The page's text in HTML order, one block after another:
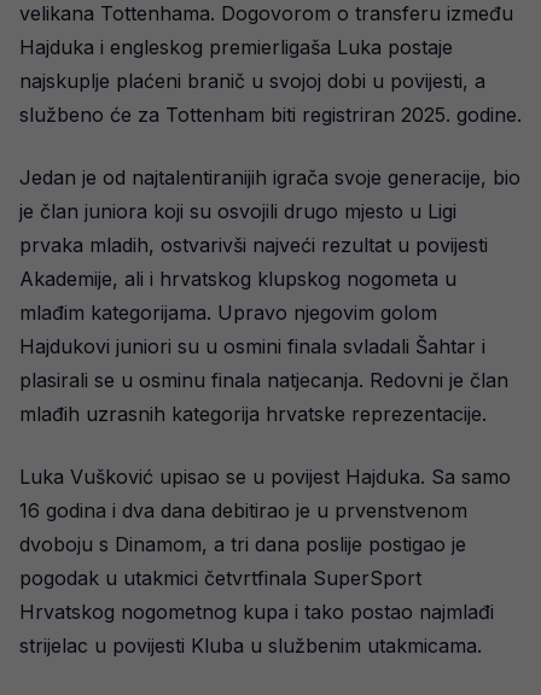
velikana Tottenhama. Dogovorom o transferu između
Hajduka i engleskog premierligaša Luka postaje
najskuplje plaćeni branič u svojoj dobi u povijesti, a
službeno će za Tottenham biti registriran 2025. godine.
Jedan je od najtalentiranijih igrača svoje generacije, bio
je član juniora koji su osvojili drugo mjesto u Ligi
prvaka mladih, ostvarivši najveći rezultat u povijesti
Akademije, ali i hrvatskog klupskog nogometa u
mlađim kategorijama. Upravo njegovim golom
Hajdukovi juniori su u osmini finala svladali Šahtar i
plasirali se u osminu finala natjecanja. Redovni je član
mlađih uzrasnih kategorija hrvatske reprezentacije.
Luka Vušković upisao se u povijest Hajduka. Sa samo
16 godina i dva dana debitirao je u prvenstvenom
dvoboju s Dinamom, a tri dana poslije postigao je
pogodak u utakmici četvrtfinala SuperSport
Hrvatskog nogometnog kupa i tako postao najmlađi
strijelac u povijesti Kluba u službenim utakmicama.